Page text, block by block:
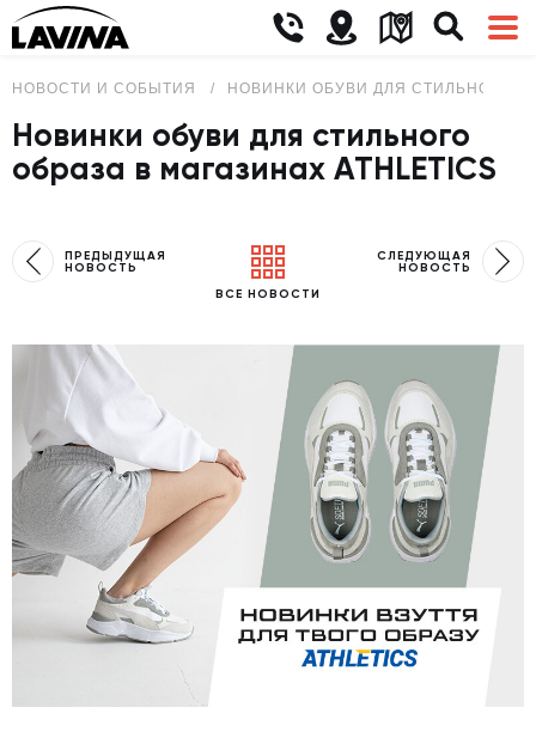
НОВОСТИ И СОБЫТИЯ НОВИНКИ ОБУВИ ДЛЯ СТИЛЬНОГО
Новинки обуви для стильного
образа в магазинах ATHLETICS
ПРЕДЫДУЩАЯ
НОВОСТЬ
ВСЕ НОВОСТИ
СЛЕДУЮЩАЯ
НОВОСТЬ